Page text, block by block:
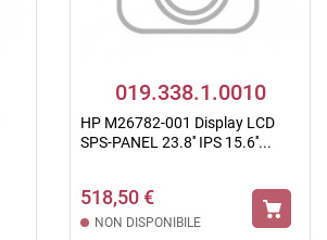
019.338.1.0010
HP M26782-001 Display LCD
SPS-PANEL 23.8'' IPS 15.6''...
518,50 €
NON DISPONIBILE